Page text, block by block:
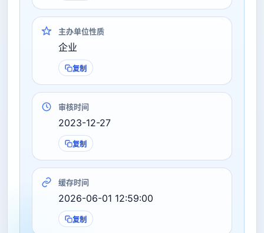
主办单位性质
企业
复制
审核时间
2023-12-27
复制
缓存时间
2026-06-01 12:59:00
复制